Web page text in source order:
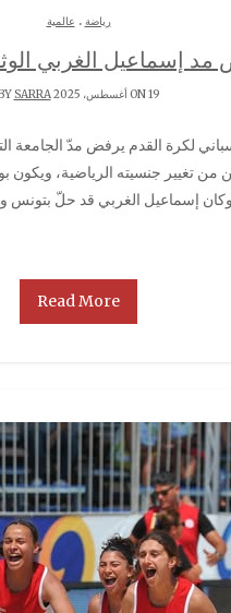
رياضة . عالمية
مد إسماعيل الغربي
ON 19 أغسطس، 2025 BY SARRA
تغيير جنسيته الرياضية، ويكون
إسماعيل الغربي قد حلّ بتونس
Read More